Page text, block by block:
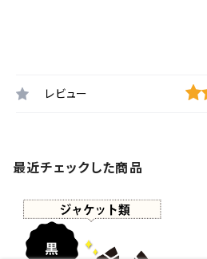
レビュー
最近チェックした商品